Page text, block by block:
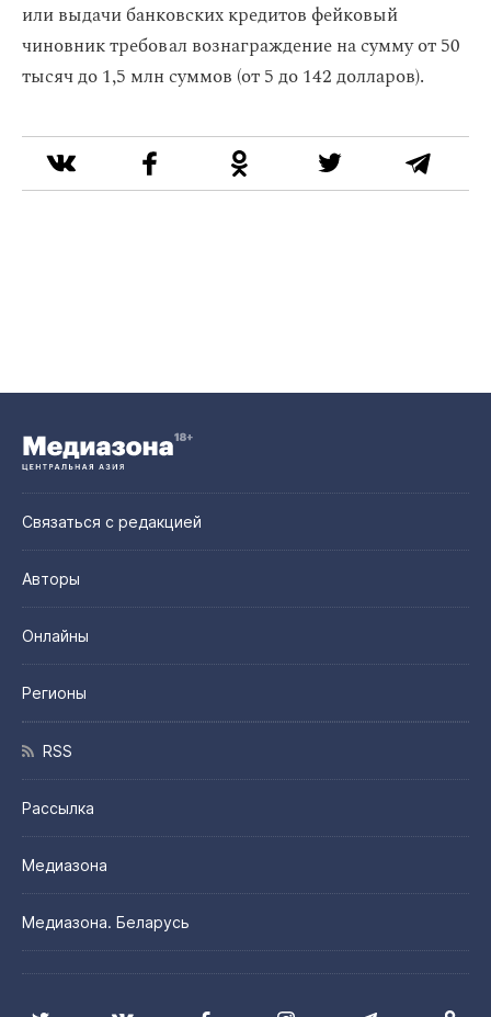
или выдачи банковских кредитов фейковый
чиновник требовал вознаграждение на сумму от 50
тысяч до 1,5 млн суммов (от 5 до 142 долларов).
Связаться с редакцией
Авторы
Онлайны
Регионы
RSS
Рассылка
Медиазона
Медиазона. Беларусь